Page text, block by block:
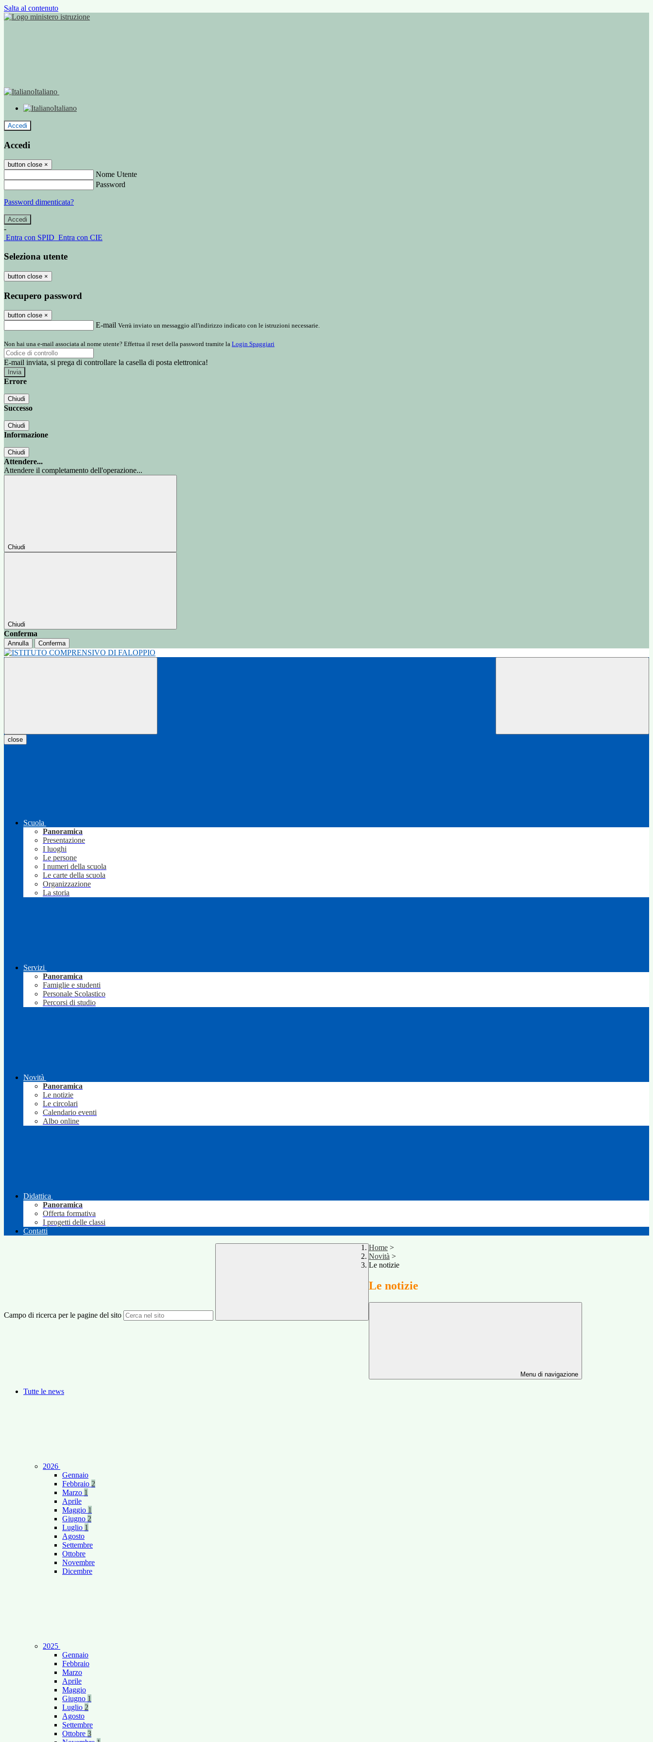
Salta al contenuto
Italiano
Italiano
Accedi
Accedi
button close ×
Nome Utente
Password
Password dimenticata?
-
Entra con SPID Entra con CIE
Seleziona utente
button close ×
Recupero password
button close ×
E-mail Verrà inviato un messaggio all'indirizzo indicato con le istruzioni necessarie.
Non hai una e-mail associata al nome utente? Effettua il reset della password tramite la Login Spaggiari
E-mail inviata, si prega di controllare la casella di posta elettronica!
Errore
Chiudi
Successo
Chiudi
Informazione
Chiudi
Attendere...
Attendere il completamento dell'operazione...
Chiudi
Chiudi
Conferma
Annulla Conferma
close
Scuola
Panoramica
Presentazione
I luoghi
Le persone
I numeri della scuola
Le carte della scuola
Organizzazione
La storia
Servizi
Panoramica
Famiglie e studenti
Personale Scolastico
Percorsi di studio
Novità
Panoramica
Le notizie
Le circolari
Calendario eventi
Albo online
Didattica
Panoramica
Offerta formativa
I progetti delle classi
Contatti
Campo di ricerca per le pagine del sito
Home >
Novità >
Le notizie
Le notizie
Menu di navigazione
Tutte le news
2026
Gennaio
Febbraio 2
Marzo 1
Aprile
Maggio 1
Giugno 2
Luglio 1
Agosto
Settembre
Ottobre
Novembre
Dicembre
2025
Gennaio
Febbraio
Marzo
Aprile
Maggio
Giugno 1
Luglio 2
Agosto
Settembre
Ottobre 3